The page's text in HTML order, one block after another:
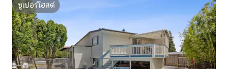
ซูเปอร์โฮสต์
ซูเปอร์โฮสต์